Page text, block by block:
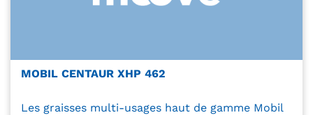
MOBIL CENTAUR XHP 462
Les graisses multi-usages haut de gamme Mobil